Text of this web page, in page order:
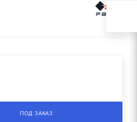
ПОД ЗАКАЗ